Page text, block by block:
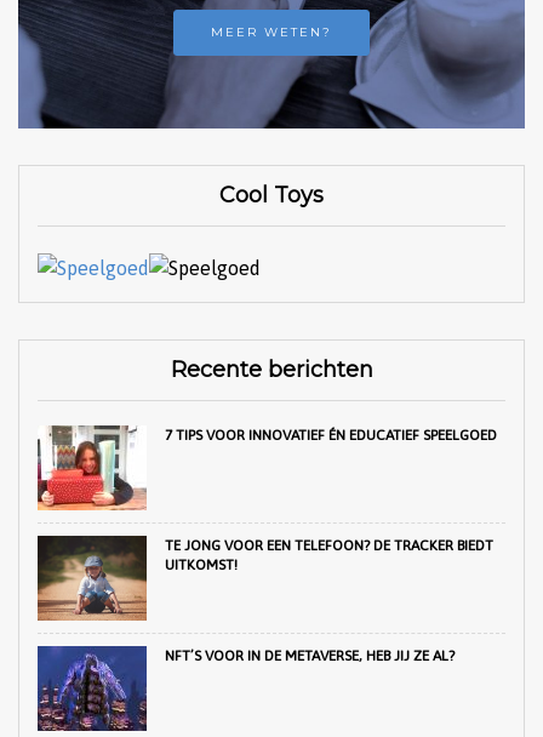
MEER WETEN?
Cool Toys
Recente berichten
7 TIPS VOOR INNOVATIEF ÉN EDUCATIEF SPEELGOED
TE JONG VOOR EEN TELEFOON? DE TRACKER BIEDT
UITKOMST!
NFT’S VOOR IN DE METAVERSE, HEB JIJ ZE AL?